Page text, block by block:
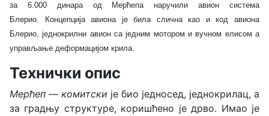
за 6.000 динара од Мерћепа наручили авион система
Блерио. Концепција авиона је била слична као и код авиона
Блерио, једнокрилни авион са једним мотором и вучном елисом а
управљање деформацијом крила.
Технички опис
Мерћеп — комитски је био једносед, једнокрилац, а
за градњу структуре, коришћено је дрво. Имао је